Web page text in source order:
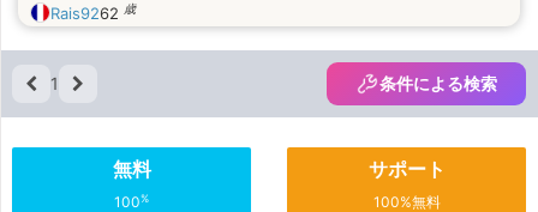
Rais9262 歳
1 条件による検索
無料
100%
サポート
100%無料